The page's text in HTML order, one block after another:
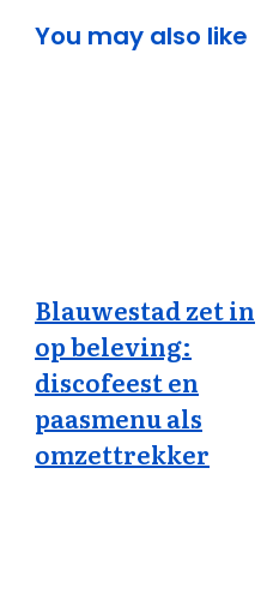
You may also like
Blauwestad zet in
op beleving:
discofeest en
paasmenu als
omzettrekker